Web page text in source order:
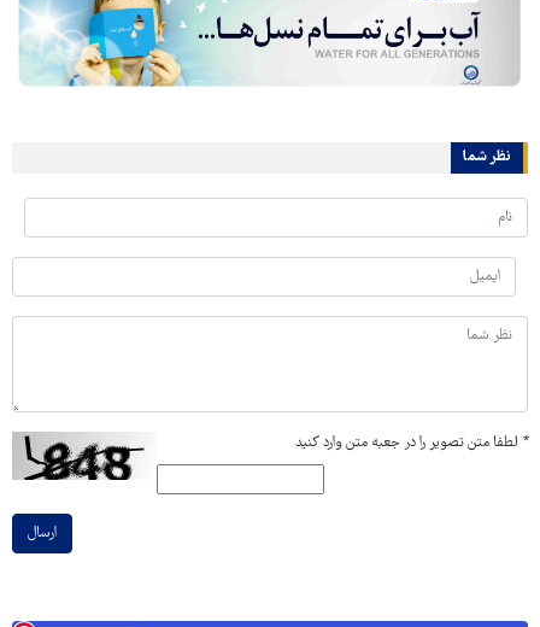
نظر شما
* لطفا متن تصویر را در جعبه متن وارد کنید
ارسال